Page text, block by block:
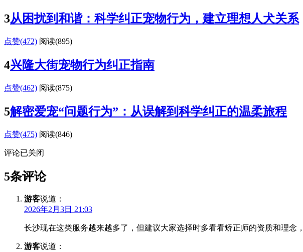
3从困扰到和谐：科学纠正宠物行为，建立理想人犬关系
点赞(472) 阅读(895)
4兴隆大街宠物行为纠正指南
点赞(462) 阅读(875)
5解密爱宠“问题行为”：从误解到科学纠正的温柔旅程
点赞(475) 阅读(846)
评论已关闭
5条评论
游客说道：
2026年2月3日 21:03
长沙现在这类服务越来越多了，但建议大家选择时多看看矫正师的资质和理念
游客说道：